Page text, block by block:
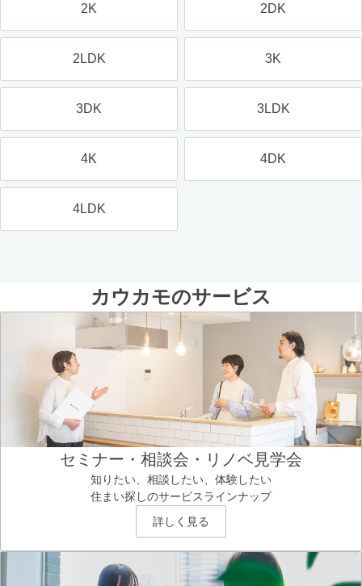
2K 2DK
2LDK 3K
3DK 3LDK
4K 4DK
4LDK
カウカモのサービス
セミナー・相談会・リノベ見学会
知りたい、相談したい、体験したい
住まい探しのサービスラインナップ
詳しく見る